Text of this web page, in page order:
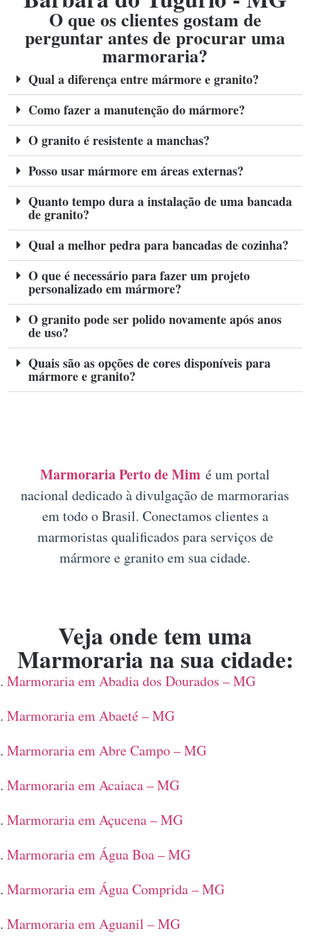
O que os clientes gostam de
perguntar antes de procurar uma
marmoraria?
Qual a diferença entre mármore e granito?
Como fazer a manutenção do mármore?
O granito é resistente a manchas?
Posso usar mármore em áreas externas?
Quanto tempo dura a instalação de uma bancada
de granito?
Qual a melhor pedra para bancadas de cozinha?
O que é necessário para fazer um projeto
personalizado em mármore?
O granito pode ser polido novamente após anos
de uso?
Quais são as opções de cores disponíveis para
mármore e granito?
Marmoraria Perto de Mim é um portal
nacional dedicado à divulgação de marmorarias
em todo o Brasil. Conectamos clientes a
marmoristas qualificados para serviços de
mármore e granito em sua cidade.
Veja onde tem uma
Marmoraria na sua cidade:
Marmoraria em Abadia dos Dourados – MG
Marmoraria em Abaeté – MG
Marmoraria em Abre Campo – MG
Marmoraria em Acaiaca – MG
Marmoraria em Açucena – MG
Marmoraria em Água Boa – MG
Marmoraria em Água Comprida – MG
Marmoraria em Aguanil – MG